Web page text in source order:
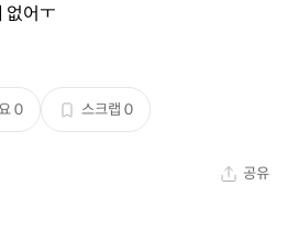
없어ㅜ
0 스크랩 0
공유